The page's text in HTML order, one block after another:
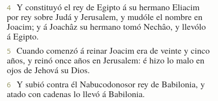
4
Y constituyó el rey de Egipto á su hermano Eliacim
por rey sobre Judá y Jerusalem, y mudóle el nombre en
Joacim; y á Joachâz su hermano tomó Nechâo, y llevólo
á Egipto.
5
Cuando comenzó á reinar Joacim era de veinte y cinco
años, y reinó once años en Jerusalem: é hizo lo malo en
ojos de Jehová su Dios.
6
Y subió contra él Nabucodonosor rey de Babilonia, y
atado con cadenas lo llevó á Babilonia.